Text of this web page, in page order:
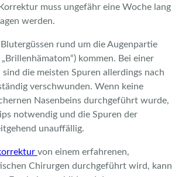
muss ungefähr eine Woche lang
werden.
rund um die Augenpartie
kommen. Bei einer
die meisten Spuren allerdings nach
verschwunden. Wenn keine
Nasenbeins durchgeführt wurde,
notwendig und die Spuren der
unauffällig.
von einem erfahrenen,
Chirurgen durchgeführt wird, kann